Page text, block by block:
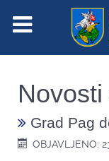
Grad Pag
OBJAVLJENO: